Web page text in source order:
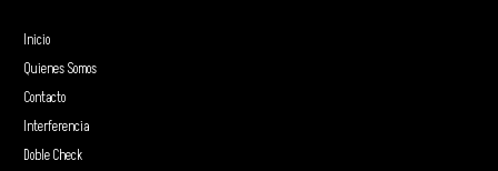
Inicio
Quienes Somos
Contacto
Interferencia
Doble Check